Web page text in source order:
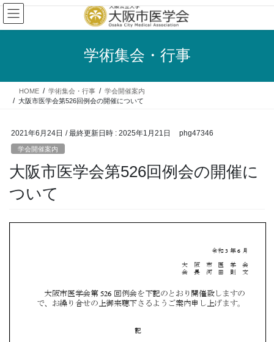
コ
ン
テ
ス
ナ
ビ
ゲ
ン
学術集会・行事
HOME 学術集会・行事
学会開催案内
大阪市医学会第526回例会の開催について
2021年6月24日 / 最終更新日時 : 2025年1月21日 phg47346
学会開催案内
大阪市医学会第526回例会の開催に
ついて